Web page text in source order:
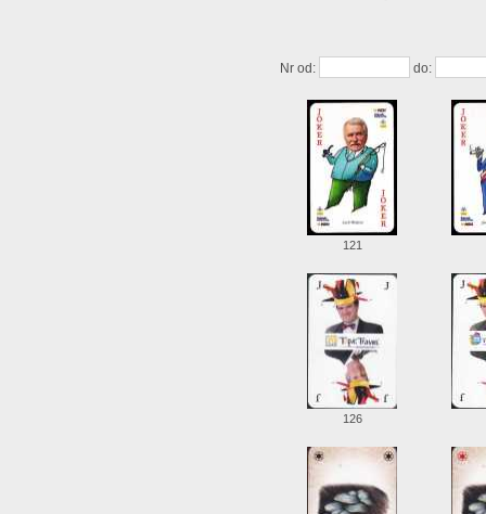
Nr od: do:
121
126